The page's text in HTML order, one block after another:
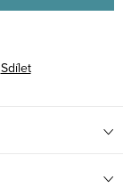
Sdílet